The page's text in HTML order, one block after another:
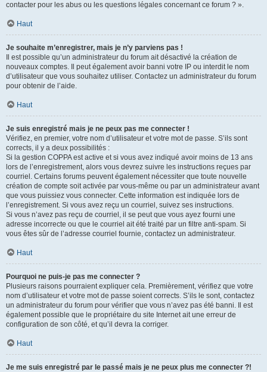
contacter pour les abus ou les questions légales concernant ce forum ? ».
Haut
Je souhaite m’enregistrer, mais je n’y parviens pas !
Il est possible qu’un administrateur du forum ait désactivé la création de
nouveaux comptes. Il peut également avoir banni votre IP ou interdit le nom
d’utilisateur que vous souhaitez utiliser. Contactez un administrateur du forum
pour obtenir de l’aide.
Haut
Je suis enregistré mais je ne peux pas me connecter !
Vérifiez, en premier, votre nom d’utilisateur et votre mot de passe. S’ils sont
corrects, il y a deux possibilités :
Si la gestion COPPA est active et si vous avez indiqué avoir moins de 13 ans
lors de l’enregistrement, alors vous devrez suivre les instructions reçues par
courriel. Certains forums peuvent également nécessiter que toute nouvelle
création de compte soit activée par vous-même ou par un administrateur avant
que vous puissiez vous connecter. Cette information est indiquée lors de
l’enregistrement. Si vous avez reçu un courriel, suivez ses instructions.
Si vous n’avez pas reçu de courriel, il se peut que vous ayez fourni une
adresse incorrecte ou que le courriel ait été traité par un filtre anti-spam. Si
vous êtes sûr de l’adresse courriel fournie, contactez un administrateur.
Haut
Pourquoi ne puis-je pas me connecter ?
Plusieurs raisons pourraient expliquer cela. Premièrement, vérifiez que votre
nom d’utilisateur et votre mot de passe soient corrects. S’ils le sont, contactez
un administrateur du forum pour vérifier que vous n’avez pas été banni. Il est
également possible que le propriétaire du site Internet ait une erreur de
configuration de son côté, et qu’il devra la corriger.
Haut
Je me suis enregistré par le passé mais je ne peux plus me connecter ?!